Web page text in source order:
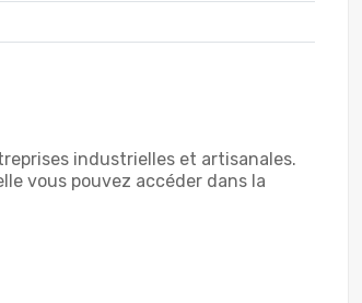
industrielles et artisanales.
vous pouvez accéder dans la